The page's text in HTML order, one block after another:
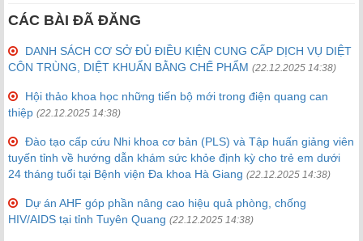
CÁC BÀI ĐÃ ĐĂNG
DANH SÁCH CƠ SỞ ĐỦ ĐIỀU KIỆN CUNG CẤP DỊCH VỤ DIỆT
CÔN TRÙNG, DIỆT KHUẨN BẰNG CHẾ PHẨM (22.12.2025 14:38)
Hội thảo khoa học những tiến bộ mới trong điện quang can
thiệp (22.12.2025 14:38)
Đào tạo cấp cứu Nhi khoa cơ bản (PLS) và Tập huấn giảng viên
tuyến tỉnh về hướng dẫn khám sức khỏe định kỳ cho trẻ em dưới
24 tháng tuổi tại Bệnh viện Đa khoa Hà Giang (22.12.2025 14:38)
Dự án AHF góp phần nâng cao hiệu quả phòng, chống
HIV/AIDS tại tỉnh Tuyên Quang (22.12.2025 14:38)